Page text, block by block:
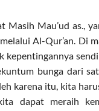
Mau’ud as.,
Al-Qur’an. Di
bunga dari
karena itu, kita
dapat meraih